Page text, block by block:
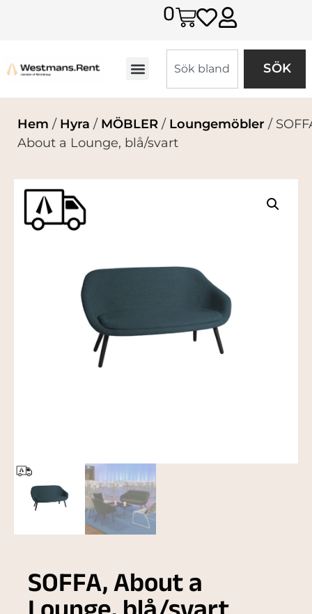
0
SÖK
Hem / Hyra / MÖBLER / Loungemöbler /
About a Lounge, blå/svart
SOFFA, About a